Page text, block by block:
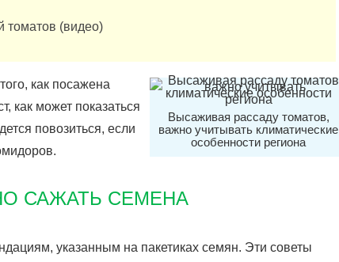
томатов (видео)
Высаживая рассаду томатов,
важно учитывать климатические
особенности региона
как посажена
как может показаться
повозиться, если
САЖАТЬ СЕМЕНА
указанным на пакетиках семян. Эти советы